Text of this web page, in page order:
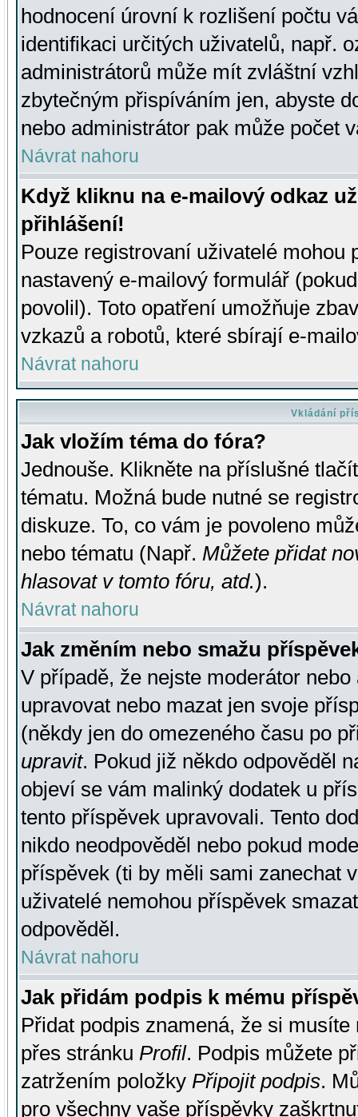
hodnocení úrovní k rozlišení počtu
identifikaci určitých uživatelů, např.
administrátorů může mít zvláštní
zbytečným přispíváním jen, abyste
nebo administrátor pak může počet
Návrat nahoru
Když kliknu na e-mailový odkaz
přihlášení!
Pouze registrovaní uživatelé mohou
nastavený e-mailový formulář
povolil). Toto opatření umožňuje
vzkazů a robotů, které sbírají e-
Návrat nahoru
Vkládání
Jak vložím téma do fóra?
Jednouše. Klikněte na příslušné
tématu. Možná bude nutné se
diskuze. To, co vám je povoleno
nebo tématu (Např. Můžete přidat
hlasovat v tomto fóru, atd.).
Návrat nahoru
Jak změním nebo smažu
V případě, že nejste moderátor
upravovat nebo mazat jen svoje
(někdy jen do omezeného času po
upravit. Pokud již někdo odpověděl
objeví se vám malinký dodatek u
tento příspěvek upravovali. Tento
nikdo neodpověděl nebo pokud
příspěvek (ti by měli sami zanechat
uživatelé nemohou příspěvek
odpověděl.
Návrat nahoru
Jak přidám podpis k mému
Přidat podpis znamená, že si
přes stránku Profil. Podpis můžete
zatržením položky Připojit podpis.
pro všechny vaše příspěvky